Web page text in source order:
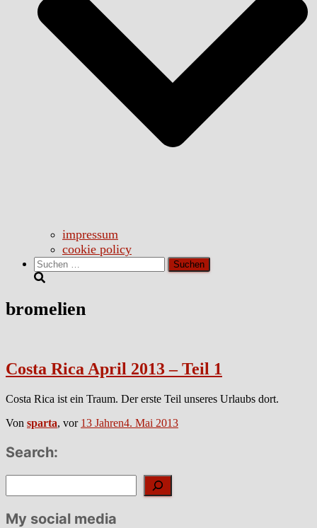
impressum
cookie policy
Suchen
nach:
bromelien
Costa Rica April 2013 – Teil 1
Costa Rica ist ein Traum. Der erste Teil unseres Urlaubs dort.
Von sparta, vor 13 Jahren4. Mai 2013
Search:
My social media